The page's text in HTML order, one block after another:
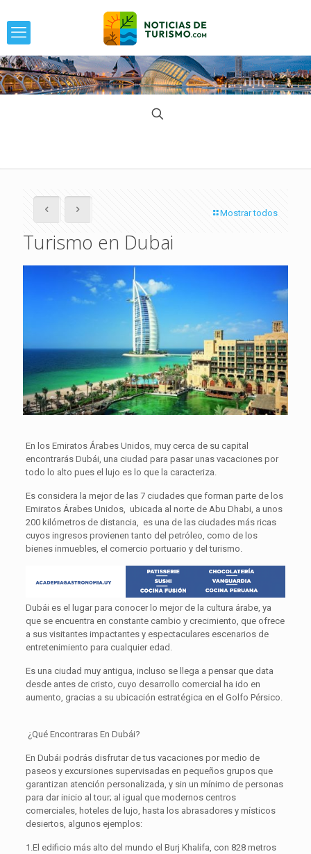
Mostrar todos
Turismo en Dubai
En los Emiratos Árabes Unidos, muy cerca de su capital
encontrarás Dubái, una ciudad para pasar unas vacaciones por
todo lo alto pues el lujo es lo que la caracteriza.
Es considera la mejor de las 7 ciudades que forman parte de los
Emiratos Árabes Unidos, ubicada al norte de Abu Dhabi, a unos
200 kilómetros de distancia, es una de las ciudades más ricas
cuyos ingresos provienen tanto del petróleo, como de los
bienes inmuebles, el comercio portuario y del turismo.
Dubái es el lugar para conocer lo mejor de la cultura árabe, ya
que se encuentra en constante cambio y crecimiento, que ofrece
a sus visitantes impactantes y espectaculares escenarios de
entretenimiento para cualquier edad.
Es una ciudad muy antigua, incluso se llega a pensar que data
desde antes de cristo, cuyo desarrollo comercial ha ido en
aumento, gracias a su ubicación estratégica en el Golfo Pérsico.
¿Qué Encontraras En Dubái?
En Dubái podrás disfrutar de tus vacaciones por medio de
paseos y excursiones supervisadas en pequeños grupos que
garantizan atención personalizada, y sin un mínimo de personas
para dar inicio al tour; al igual que modernos centros
comerciales, hoteles de lujo, hasta los abrasadores y místicos
desiertos, algunos ejemplos:
1.El edificio más alto del mundo el Burj Khalifa, con 828 metros